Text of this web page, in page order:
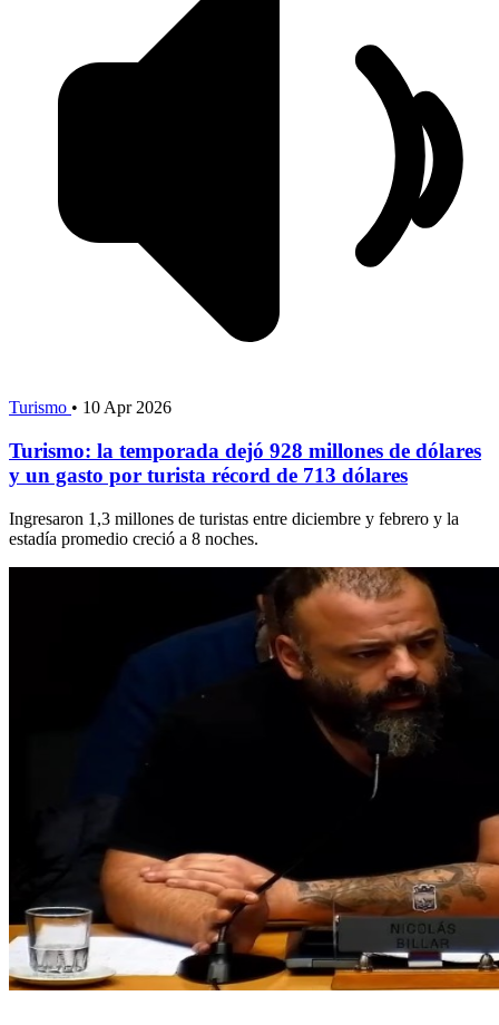
Turismo • 10 Apr 2026
Turismo: la temporada dejó 928 millones de dólares
y un gasto por turista récord de 713 dólares
Ingresaron 1,3 millones de turistas entre diciembre y febrero y la
estadía promedio creció a 8 noches.